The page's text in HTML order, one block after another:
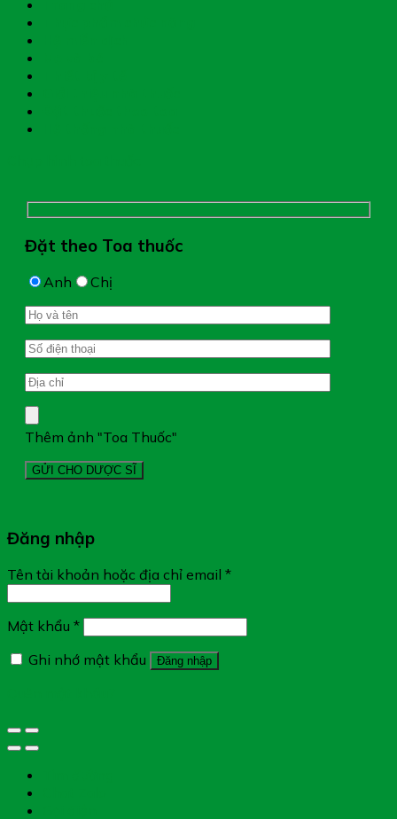
Đặt theo Toa thuốc
Anh Chị
Thêm ảnh "Toa Thuốc"
Đăng nhập
Tên tài khoản hoặc địa chỉ email *
Mật khẩu *
Ghi nhớ mật khẩu
Đăng nhập